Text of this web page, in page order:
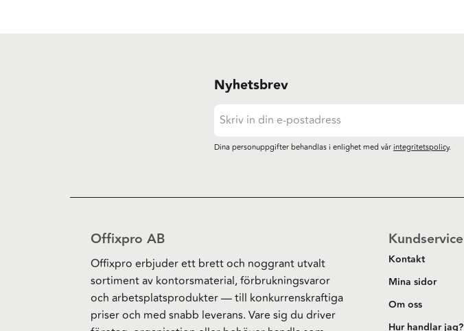
Nyhetsbrev
Dina personuppgifter behandlas i enlighet med vårintegritetspolicy.
Offixpro AB
Offixpro erbjuder ett brett och noggrant utvalt
sortiment av kontorsmaterial, förbrukningsvaror
och arbetsplatsprodukter — till konkurrenskraftiga
priser och med snabb leverans. Vare sig du driver
Kundservice
Kontakt
Mina sidor
Om oss
Hur handlar jag?